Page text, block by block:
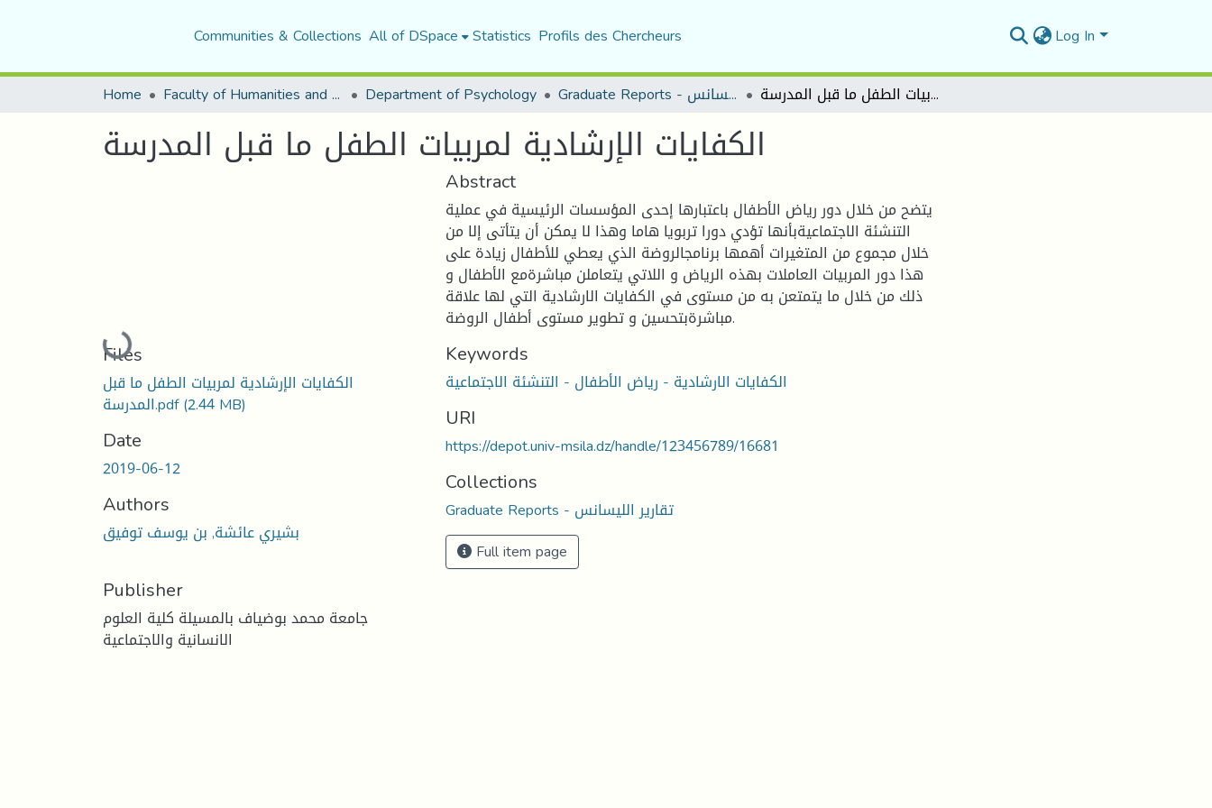
Communities & Collections All of DSpace Statistics Profils des Chercheurs Log In
Home Faculty of Humanities and Social Sciences Department of Psychology Graduate Reports - تقارير الليسانس الكفايات الإرشادية لمربيات الطفل ما قبل المدرسة
الكفايات الإرشادية لمربيات الطفل ما قبل المدرسة
Loading...
Files
الكفايات الإرشادية لمربيات الطفل ما قبل
المدرسة.pdf(2.44 MB)
Date
2019-06-12
Authors
بشيري عائشة, بن يوسف توفيق
Publisher
جامعة محمد بوضياف بالمسيلة كلية العلوم
الانسانية والاجتماعية
Abstract
يتضح من خلال دور رياض الأطفال باعتبارها إحدى المؤسسات الرئيسية في عملية
التنشئة الاجتماعيةبأنها تؤدي دورا تربويا هاما وهذا لا يمكن أن يتأتى إلا من
خلال مجموع من المتغيرات أهمها برنامجالروضة الذي يعطي للأطفال زيادة على
هذا دور المربيات العاملات بهذه الرياض و اللاتي يتعاملن مباشرةمع الأطفال و
ذلك من خلال ما يتمتعن به من مستوى في الكفايات الارشادية التي لها علاقة
مباشرةبتحسين و تطوير مستوى أطفال الروضة.
Keywords
الكفايات الارشادية - رياض الأطفال - التنشئة الاجتماعية
URI
https://depot.univ-msila.dz/handle/123456789/16681
Collections
Graduate Reports - تقارير الليسانس
Full item page